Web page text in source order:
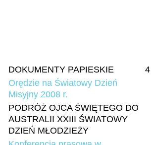
DOKUMENTY PAPIESKIE
4
Orędzie na Światowy Dzień
Misyjny 2008 r.
PODRÓŻ OJCA ŚWIĘTEGO DO
AUSTRALII XXIII ŚWIATOWY
DZIEŃ MŁODZIEŻY